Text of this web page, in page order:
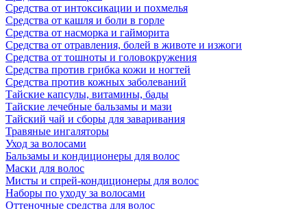
Средства от интоксикации и похмелья
Средства от кашля и боли в горле
Средства от насморка и гайморита
Средства от отравления, болей в животе и изжоги
Средства от тошноты и головокружения
Средства против грибка кожи и ногтей
Средства против кожных заболеваний
Тайские капсулы, витамины, бады
Тайские лечебные бальзамы и мази
Тайский чай и сборы для заваривания
Травяные ингаляторы
Уход за волосами
Бальзамы и кондиционеры для волос
Маски для волос
Мисты и спрей-кондиционеры для волос
Наборы по уходу за волосами
Оттеночные средства для волос